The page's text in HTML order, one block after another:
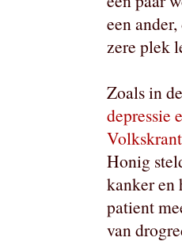
een
zere plek
Zoals in
depressie
Volkskrant
Honig
kanker en
patient
van